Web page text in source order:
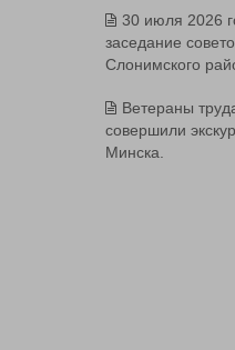
30 июля 2026
заседание
Слонимского
Ветераны
совершили
Минска.